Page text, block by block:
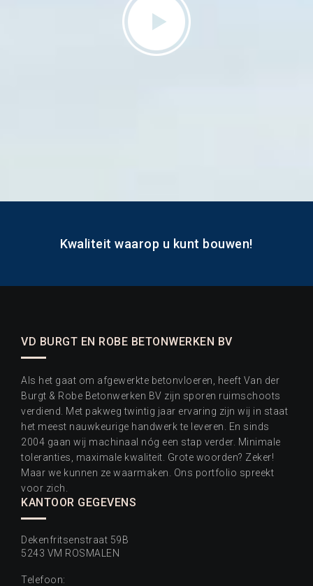
Kwaliteit waarop u kunt bouwen!
VD BURGT EN ROBE BETONWERKEN BV
Als het gaat om afgewerkte betonvloeren, heeft Van der
Burgt & Robe Betonwerken BV zijn sporen ruimschoots
verdiend. Met pakweg twintig jaar ervaring zijn wij in staat
het meest nauwkeurige handwerk te leveren. En sinds
2004 gaan wij machinaal nóg een stap verder. Minimale
toleranties, maximale kwaliteit. Grote woorden? Zeker!
Maar we kunnen ze waarmaken. Ons portfolio spreekt
voor zich.
KANTOOR GEGEVENS
Dekenfritsenstraat 59B
5243 VM ROSMALEN
Telefoon: